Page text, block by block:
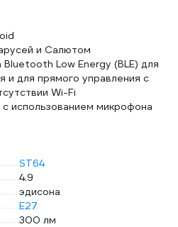
и Салютом
Low Energy (BLE) для
и для прямого управления с
Wi-Fi
использованием микрофона
ST64
4.9
эдисона
E27
300 лм